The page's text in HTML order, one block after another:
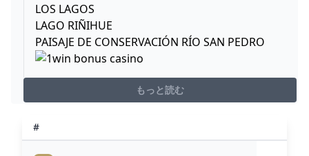
LOS LAGOS
LAGO RIÑIHUE
PAISAJE DE CONSERVACIÓN RÍO SAN PEDRO
もっと読む
#